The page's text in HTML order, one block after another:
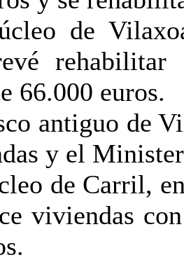
de
66.000 euros.
antiguo de
y el
de Carril,
viviendas